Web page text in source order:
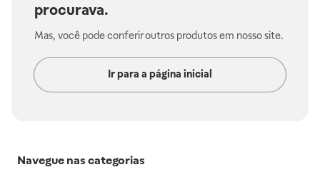
procurava.
Mas, você pode conferir outros produtos em nosso site.
Ir para a página inicial
Navegue nas categorias